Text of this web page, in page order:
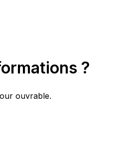
?
ouvrable.